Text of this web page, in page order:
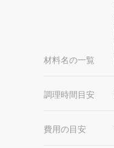
材料名の一覧
調理時間目安
費用の目安